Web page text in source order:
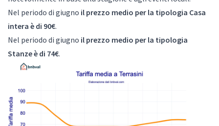
Nel periodo di giugno il prezzo medio per la tipologia Casa
intera è di 90€.
Nel periodo di giugno il prezzo medio per la tipologia
Stanze è di 74€.